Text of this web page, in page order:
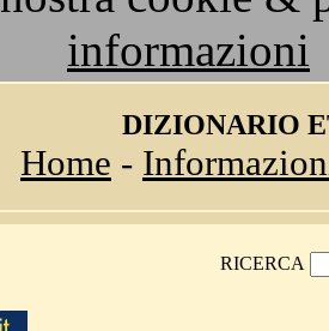
informazioni
DIZIONARIO
Home -
RICERCA